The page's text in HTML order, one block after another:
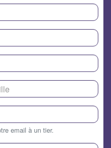
email à un tier.